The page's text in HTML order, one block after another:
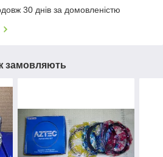
30 днів за домовленістю
замовляють